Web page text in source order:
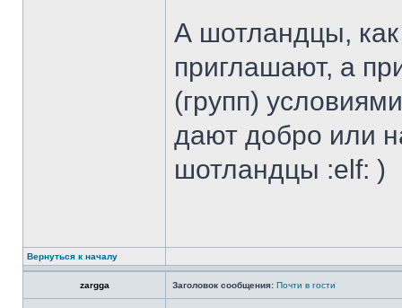
А шотландцы, как
приглашают, а
(групп)
дают добро или
шотландцы :elf: )
Вернуться к началу
zargga Заголовок сообщения: Почти в гости